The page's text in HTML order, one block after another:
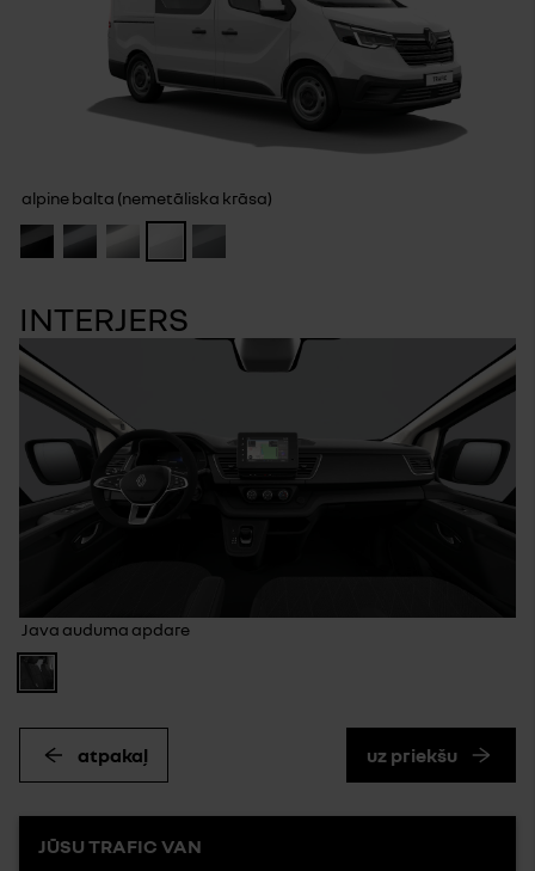
alpine balta (nemetāliska krāsa)
INTERJERS
Java auduma apdare
atpakaļ uz priekšu
JŪSU TRAFIC VAN